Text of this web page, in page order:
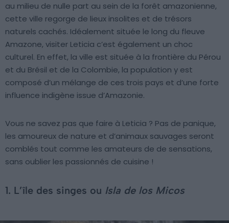
au milieu de nulle part au sein de la forêt amazonienne,
cette ville regorge de lieux insolites et de trésors
naturels cachés. Idéalement située le long du fleuve
Amazone, visiter Leticia c’est également un choc
culturel. En effet, la ville est située à la frontière du Pérou
et du Brésil et de la Colombie, la population y est
composé d’un mélange de ces trois pays et d’une forte
influence indigène issue d’Amazonie.
Vous ne savez pas que faire à Leticia ? Pas de panique,
les amoureux de nature et d’animaux sauvages seront
comblés tout comme les amateurs de de sensations,
sans oublier les passionnés de cuisine !
1. L’île des singes ou Isla de los Micos